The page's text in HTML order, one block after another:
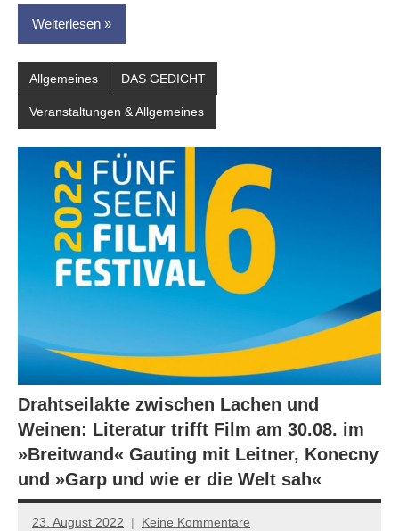
Weiterlesen
Allgemeines DAS GEDICHT
Veranstaltungen & Allgemeines
Drahtseilakte zwischen Lachen und
Weinen: Literatur trifft Film am 30.08. im
»Breitwand« Gauting mit Leitner, Konecny
und »Garp und wie er die Welt sah«
23. August 2022 Keine Kommentare